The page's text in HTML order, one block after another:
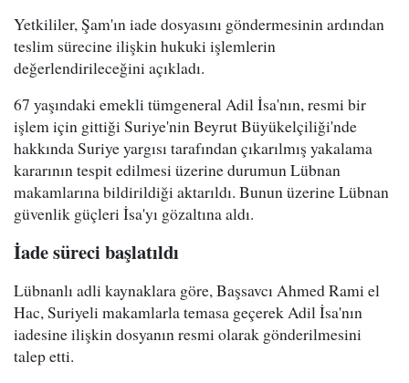
Yetkililer, Şam'ın iade dosyasını göndermesinin ardından
teslim sürecine ilişkin hukuki işlemlerin
değerlendirileceğini açıkladı.
67 yaşındaki emekli tümgeneral Adil İsa'nın, resmi bir
işlem için gittiği Suriye'nin Beyrut Büyükelçiliği'nde
hakkında Suriye yargısı tarafından çıkarılmış yakalama
kararının tespit edilmesi üzerine durumun Lübnan
makamlarına bildirildiği aktarıldı. Bunun üzerine Lübnan
güvenlik güçleri İsa'yı gözaltına aldı.
İade süreci başlatıldı
Lübnanlı adli kaynaklara göre, Başsavcı Ahmed Rami el
Hac, Suriyeli makamlarla temasa geçerek Adil İsa'nın
iadesine ilişkin dosyanın resmi olarak gönderilmesini
talep etti.